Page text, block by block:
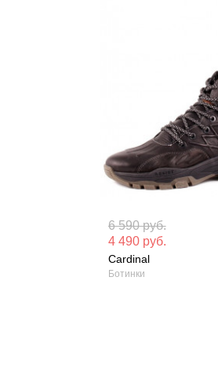
6 590 руб.
4 490 руб.
Cardinal
Ботинки
Материал
кожа
Сезон: Зима